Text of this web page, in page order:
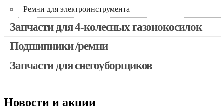
Ремни для электроинструмента
Запчасти для 4-колесных газонокосилок
Подшипники /ремни
Запчасти для снегоуборщиков
Новости и акции